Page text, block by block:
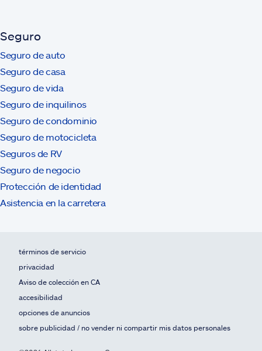
Seguro
Seguro de auto
Seguro de casa
Seguro de vida
Seguro de inquilinos
Seguro de condominio
Seguro de motocicleta
Seguros de RV
Seguro de negocio
Protección de identidad
Asistencia en la carretera
términos de servicio
privacidad
Aviso de colección en CA
accesibilidad
opciones de anuncios
sobre publicidad / no vender ni compartir mis datos personales